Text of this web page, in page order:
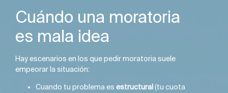
Cuándo una moratoria
es mala idea
Hay escenarios en los que pedir moratoria suele
empeorar la situación:
Cuando tu problema es estructural (tu cuota